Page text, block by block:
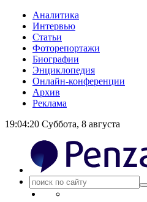
Аналитика
Интервью
Статьи
Фоторепортажи
Биографии
Энциклопедия
Онлайн-конференции
Архив
Реклама
19:04:20 Суббота, 8 августа